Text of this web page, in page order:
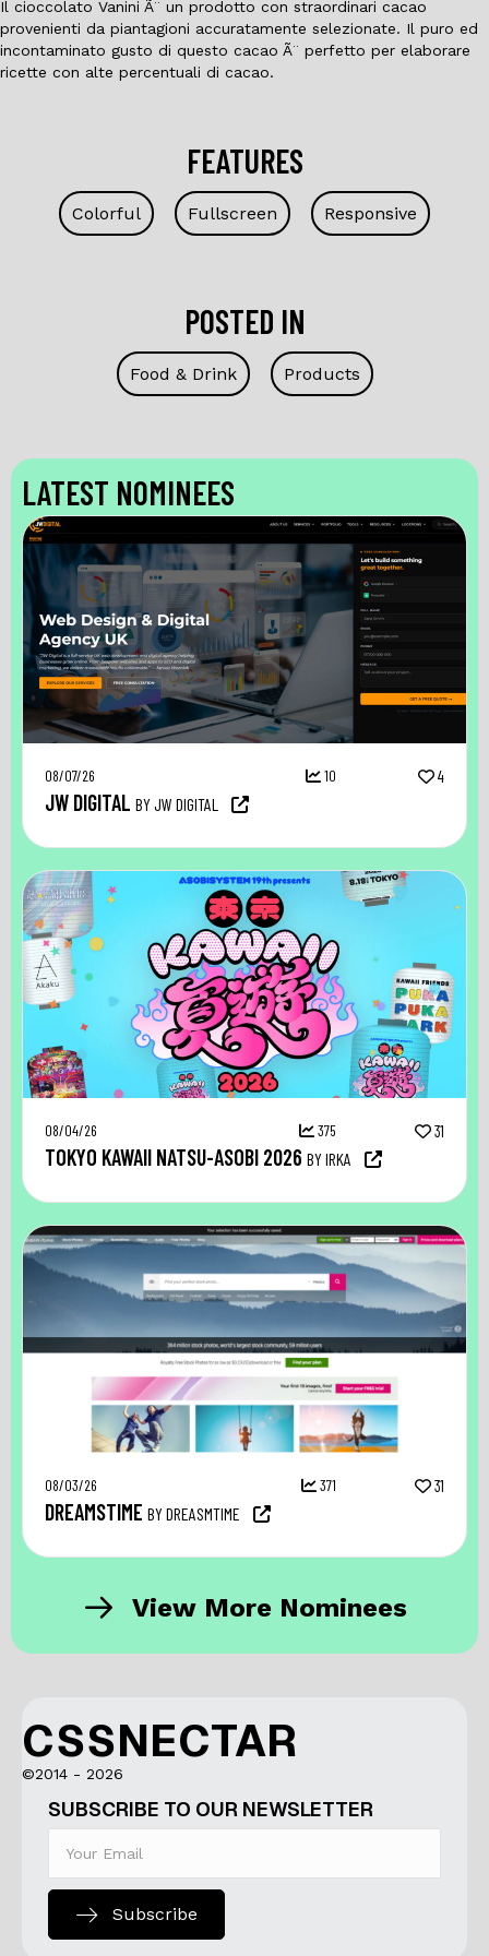
Il cioccolato Vanini Ã¨ un prodotto con straordinari cacao
provenienti da piantagioni accuratamente selezionate. Il puro ed
incontaminato gusto di questo cacao Ã¨ perfetto per elaborare
ricette con alte percentuali di cacao.
FEATURES
Colorful Fullscreen Responsive
POSTED IN
Food & Drink Products
LATEST NOMINEES
08/07/26 10 4
JW DIGITAL BY JW DIGITAL
08/04/26 375 31
TOKYO KAWAII NATSU-ASOBI 2026 BY IRKA
08/03/26 371 31
DREAMSTIME BY DREASMTIME
View More Nominees
CSSNECTAR
©2014 - 2026
SUBSCRIBE TO OUR NEWSLETTER
Subscribe